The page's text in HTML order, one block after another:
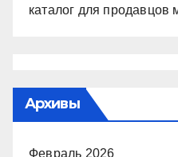
каталог для продавцов
Архивы
Февраль 2026